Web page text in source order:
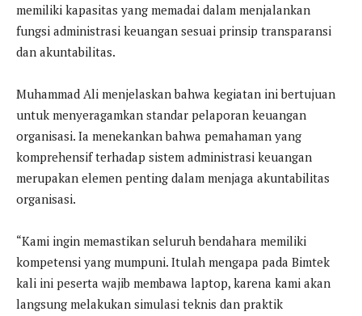
memiliki kapasitas yang memadai dalam menjalankan
fungsi administrasi keuangan sesuai prinsip transparansi
dan akuntabilitas.
Muhammad Ali menjelaskan bahwa kegiatan ini bertujuan
untuk menyeragamkan standar pelaporan keuangan
organisasi. Ia menekankan bahwa pemahaman yang
komprehensif terhadap sistem administrasi keuangan
merupakan elemen penting dalam menjaga akuntabilitas
organisasi.
“Kami ingin memastikan seluruh bendahara memiliki
kompetensi yang mumpuni. Itulah mengapa pada Bimtek
kali ini peserta wajib membawa laptop, karena kami akan
langsung melakukan simulasi teknis dan praktik